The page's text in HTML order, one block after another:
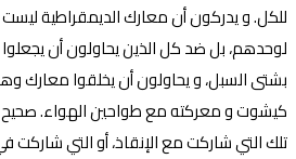
للكل. و يدركون أن معارك الديمقراطية
لوحدهم، بل ضد كل الذين يحاولون أن
بشتى السبل، و يحاولون أن يخلقوا معارك
كيشوت و معركته مع طواحين الهواء. صحيح
تلك التي شاركت مع الإنقاذ، أو التي شاركت